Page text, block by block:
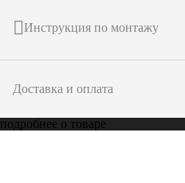
Инструкция по монтажу
Доставка и оплата
подробнее о товаре